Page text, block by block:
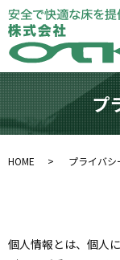
プ
HOME プライバシ
個人情報とは、個人